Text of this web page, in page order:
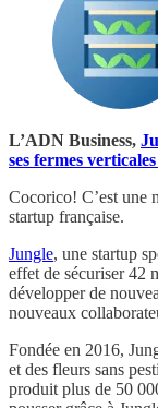
L’ADN Business,
ses fermes
Cocorico! C’est une
startup française.
Jungle, une startup
effet de sécuriser 42
développer de
nouveaux
Fondée en 2016,
et des fleurs sans
produit plus de 50